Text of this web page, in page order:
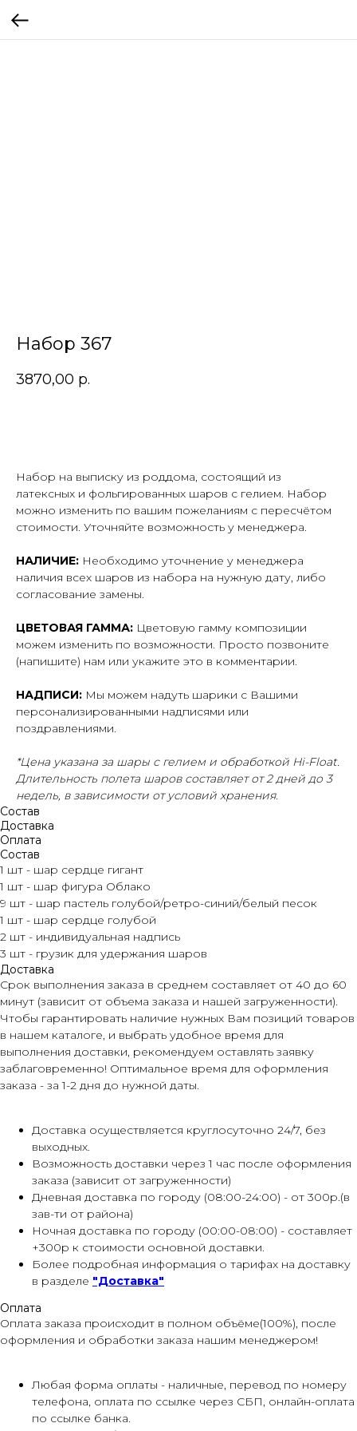
Набор 367
3870,00 р.
Набор на выписку из роддома, состоящий из
латексных и фольгированных шаров с гелием. Набор
можно изменить по вашим пожеланиям с пересчётом
стоимости. Уточняйте возможность у менеджера.
НАЛИЧИЕ: Необходимо уточнение у менеджера
наличия всех шаров из набора на нужную дату, либо
согласование замены.
ЦВЕТОВАЯ ГАММА: Цветовую гамму композиции
можем изменить по возможности. Просто позвоните
(напишите) нам или укажите это в комментарии.
НАДПИСИ: Мы можем надуть шарики с Вашими
персонализированными надписями или
поздравлениями.
*Цена указана за шары с гелием и обработкой Hi-Float.
Длительность полета шаров составляет от 2 дней до 3
недель, в зависимости от условий хранения.
Состав
Доставка
Оплата
Состав
1 шт - шар сердце гигант
1 шт - шар фигура Облако
9 шт - шар пастель голубой/ретро-синий/белый песок
1 шт - шар сердце голубой
2 шт - индивидуальная надпись
3 шт - грузик для удержания шаров
Доставка
Срок выполнения заказа в среднем составляет от 40 до 60
минут (зависит от объема заказа и нашей загруженности).
Чтобы гарантировать наличие нужных Вам позиций товаров
в нашем каталоге, и выбрать удобное время для
выполнения доставки, рекомендуем оставлять заявку
заблаговременно! Оптимальное время для оформления
заказа - за 1-2 дня до нужной даты.
Доставка осуществляется круглосуточно 24/7, без
выходных.
Возможность доставки через 1 час после оформления
заказа (зависит от загруженности)
Дневная доставка по городу (08:00-24:00) - от 300р.(в
зав-ти от района)
Ночная доставка по городу (00:00-08:00) - составляет
+300р к стоимости основной доставки.
Более подробная информация о тарифах на доставку
в разделе "Доставка"
Оплата
Оплата заказа происходит в полном объёме(100%), после
оформления и обработки заказа нашим менеджером!
Любая форма оплаты - наличные, перевод по номеру
телефона, оплата по ссылке через СБП, онлайн-оплата
по ссылке банка.